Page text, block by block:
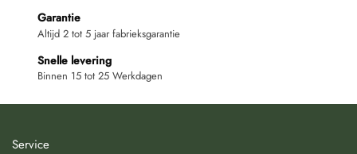
Garantie
Altijd 2 tot 5 jaar fabrieksgarantie
Snelle levering
Binnen 15 tot 25 Werkdagen
Service